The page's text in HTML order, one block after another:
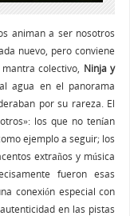
animan a ser nosotros
nuevo, pero conviene
colectivo, Ninja y
agua en el panorama
por su rareza. El
los que no tenían
ejemplo a seguir; los
extraños y música
fueron esas
conexión especial con
en las pistas